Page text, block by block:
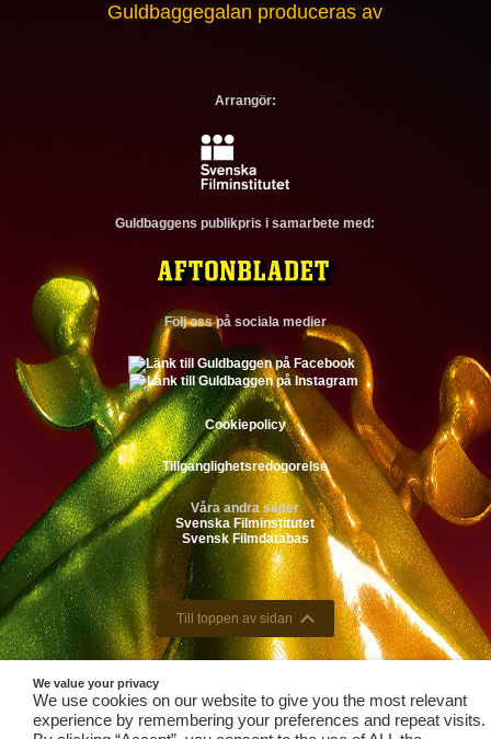
Guldbaggegalan produceras av
Arrangör:
Guldbaggens publikpris i samarbete med:
Följ oss på sociala medier
Cookiepolicy
Tillganglighetsredogorelse
Våra andra sajter
Svenska Filminstitutet
Svensk Filmdatabas
Till toppen av sidan
We value your privacy
We use cookies on our website to give you the most relevant
experience by remembering your preferences and repeat visits.